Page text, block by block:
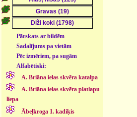
Pārskats ar bildēm
Sadalījums pa vietām
Pēc izmēriem, pa sugām
Alfabētiski:
A. Briāna ielas skvēra katalpa
A. Briāna ielas skvēra platlapu
liepa
Ābeļkroga 1. kadiķis